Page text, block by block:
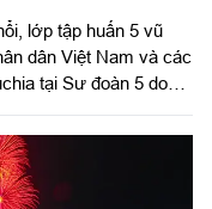
lớp tập huấn 5 vũ
dân Việt Nam và các
tại Sư đoàn 5 do